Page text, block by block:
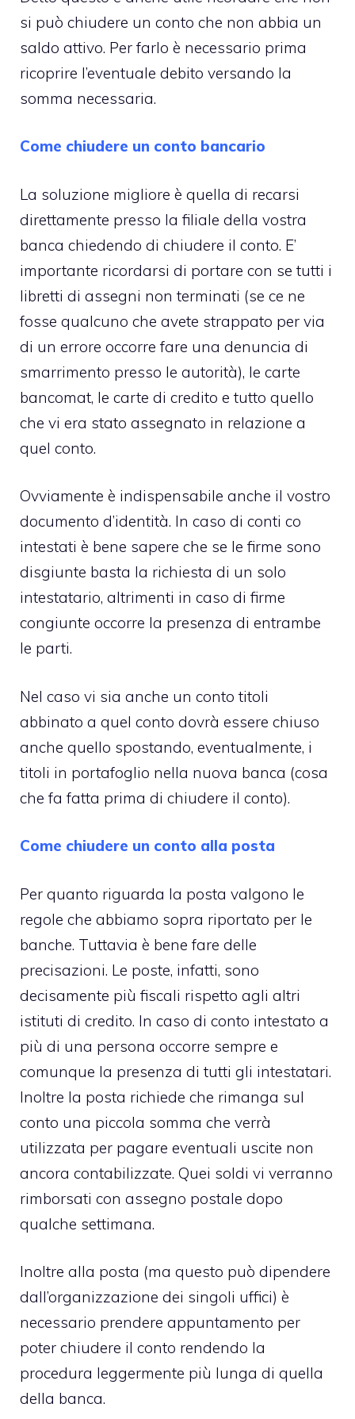
si può chiudere un conto che non abbia un
saldo attivo. Per farlo è necessario prima
ricoprire l’eventuale debito versando la
somma necessaria.
Come chiudere un conto bancario
La soluzione migliore è quella di recarsi
direttamente presso la filiale della vostra
banca chiedendo di chiudere il conto. E’
importante ricordarsi di portare con se tutti i
libretti di assegni non terminati (se ce ne
fosse qualcuno che avete strappato per via
di un errore occorre fare una denuncia di
smarrimento presso le autorità), le carte
bancomat, le carte di credito e tutto quello
che vi era stato assegnato in relazione a
quel conto.
Ovviamente è indispensabile anche il vostro
documento d’identità. In caso di conti co
intestati è bene sapere che se le firme sono
disgiunte basta la richiesta di un solo
intestatario, altrimenti in caso di firme
congiunte occorre la presenza di entrambe
le parti.
Nel caso vi sia anche un conto titoli
abbinato a quel conto dovrà essere chiuso
anche quello spostando, eventualmente, i
titoli in portafoglio nella nuova banca (cosa
che fa fatta prima di chiudere il conto).
Come chiudere un conto alla posta
Per quanto riguarda la posta valgono le
regole che abbiamo sopra riportato per le
banche. Tuttavia è bene fare delle
precisazioni. Le poste, infatti, sono
decisamente più fiscali rispetto agli altri
istituti di credito. In caso di conto intestato a
più di una persona occorre sempre e
comunque la presenza di tutti gli intestatari.
Inoltre la posta richiede che rimanga sul
conto una piccola somma che verrà
utilizzata per pagare eventuali uscite non
ancora contabilizzate. Quei soldi vi verranno
rimborsati con assegno postale dopo
qualche settimana.
Inoltre alla posta (ma questo può dipendere
dall’organizzazione dei singoli uffici) è
necessario prendere appuntamento per
poter chiudere il conto rendendo la
procedura leggermente più lunga di quella
della banca.